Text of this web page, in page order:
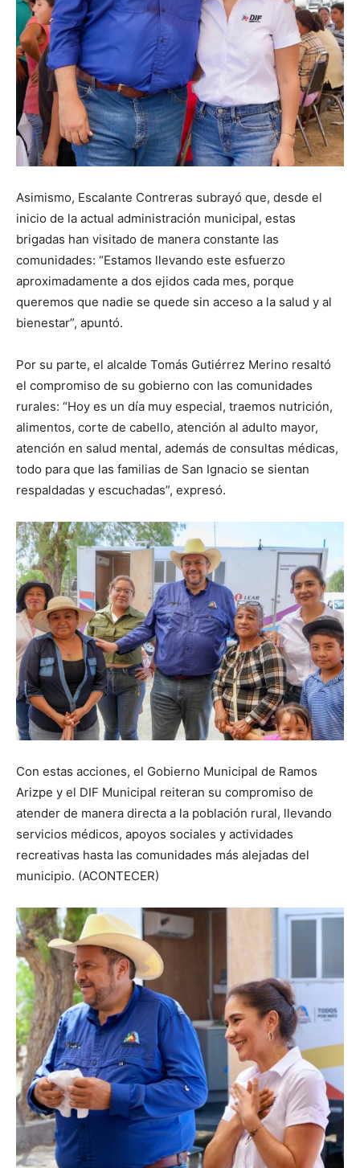
Asimismo, Escalante Contreras subrayó que, desde el
inicio de la actual administración municipal, estas
brigadas han visitado de manera constante las
comunidades: “Estamos llevando este esfuerzo
aproximadamente a dos ejidos cada mes, porque
queremos que nadie se quede sin acceso a la salud y al
bienestar”, apuntó.
Por su parte, el alcalde Tomás Gutiérrez Merino resaltó
el compromiso de su gobierno con las comunidades
rurales: “Hoy es un día muy especial, traemos nutrición,
alimentos, corte de cabello, atención al adulto mayor,
atención en salud mental, además de consultas médicas,
todo para que las familias de San Ignacio se sientan
respaldadas y escuchadas”, expresó.
Con estas acciones, el Gobierno Municipal de Ramos
Arizpe y el DIF Municipal reiteran su compromiso de
atender de manera directa a la población rural, llevando
servicios médicos, apoyos sociales y actividades
recreativas hasta las comunidades más alejadas del
municipio. (ACONTECER)